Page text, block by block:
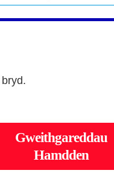
Gweithgareddau
Hamdden